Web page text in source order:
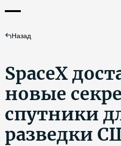
Назад
SpaceX
новые
спутники
разведки